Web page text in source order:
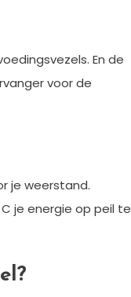
En de
voor de
je weerstand.
je energie op peil te